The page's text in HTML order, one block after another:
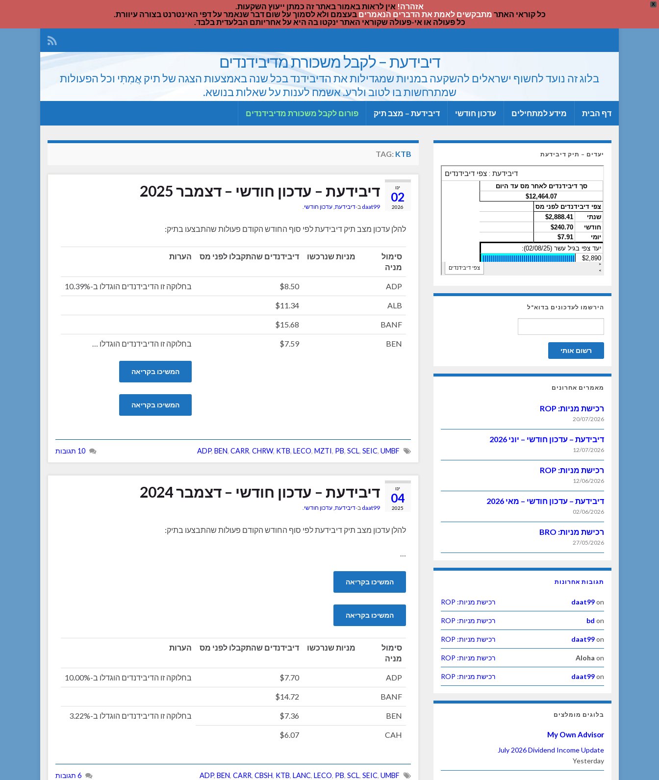
X אזהרה! אין לראות באמור באתר זה כמתן ייעוץ השקעות.
כל קוראי האתר מתבקשים לאמת את הדברים הנאמרים בעצמם ולא לסמוך על שום דבר שנאמר על דפי האינטרנט בצורה עיוורת.
כל פעולה או אי-פעולה שקוראי האתר ינקטו בה היא על אחריותם הבלעדית בלבד.
דיבידעת – לקבל משכורת מדיבידנדים
בלוג זה נועד לחשוף ישראלים להשקעה במניות שמגדילות את הדיבידנד בכל שנה באמצעות הצגה של תיק אֲמִתִּי וכל הפעולות
שמתרחשות בו לטוב ולרע. אשמח לענות על שאלות בנושא.
דף הבית מידע למתחילים עדכון חודשי דיבידעת – מצב תיק פורום לקבל משכורת מדיבידנדים
TAG: KTB
ינו
02
2026
דיבידעת – עדכון חודשי – דצמבר 2025
daat99 ב-דיבידעת,עדכון חודשי.
להלן עדכון מצב תיק דיבידעת לפי סוף החודש הקודם פעולות שהתבצעו בתיק:
סימול
מניה
מניות שנרכשו דיבידנדים שהתקבלו לפני מס הערות
ADP
$8.50 בחלוקה זו הדיבידנדים הוגדלו ב-10.39%
ALB
$11.34
BANF
$15.68
BEN
$7.59 בחלוקה זו הדיבידנדים הוגדלו …
המשיכו בקריאה
המשיכו בקריאה
ADP, BEN, CARR, CHRW, KTB, LECO, MZTI, PB, SCL, SEIC, UMBF 10 תגובות
ינו
04
2025
דיבידעת – עדכון חודשי – דצמבר 2024
daat99 ב-דיבידעת,עדכון חודשי.
להלן עדכון מצב תיק דיבידעת לפי סוף החודש הקודם פעולות שהתבצעו בתיק:
…
המשיכו בקריאה
המשיכו בקריאה
סימול
מניה
מניות שנרכשו דיבידנדים שהתקבלו לפני מס הערות
ADP
$7.70 בחלוקה זו הדיבידנדים הוגדלו ב-10.00%
BANF
$14.72
BEN
$7.36 בחלוקה זו הדיבידנדים הוגדלו ב-3.22%
CAH
$6.07
ADP, BEN, CARR, CBSH, KTB, LANC, LECO, PB, SCL, SEIC, UMBF 6 תגובות
יעדים – תיק דיבידעת
הירשמו לעדכונים בדוא"ל
מאמרים אחרונים
רכישת מניות: ROP
20/07/2026
דיבידעת – עדכון חודשי – יוני 2026
12/07/2026
רכישת מניות: ROP
12/06/2026
דיבידעת – עדכון חודשי – מאי 2026
02/06/2026
רכישת מניות: BRO
27/05/2026
תגובות אחרונות
daat99on רכישת מניות: ROP
bd on רכישת מניות: ROP
daat99on רכישת מניות: ROP
Aloha on רכישת מניות: ROP
daat99on רכישת מניות: ROP
בלוגים מומלצים
My Own Advisor
July 2026 Dividend Income Update
Yesterday